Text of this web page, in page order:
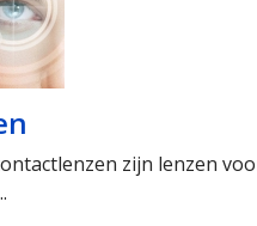
zijn lenzen